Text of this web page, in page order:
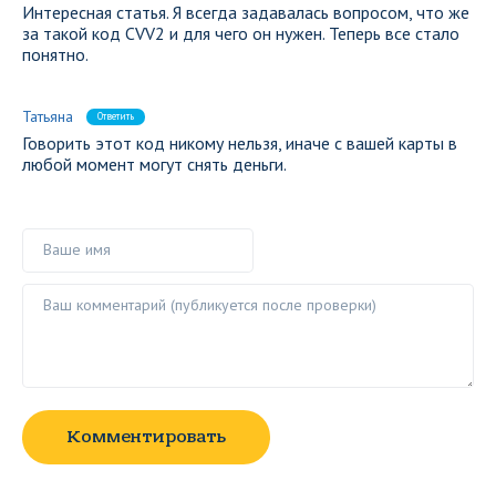
Интересная статья. Я всегда задавалась вопросом, что же
за такой код CVV2 и для чего он нужен. Теперь все стало
понятно.
Татьяна Ответить
Говорить этот код никому нельзя, иначе с вашей карты в
любой момент могут снять деньги.
Комментировать